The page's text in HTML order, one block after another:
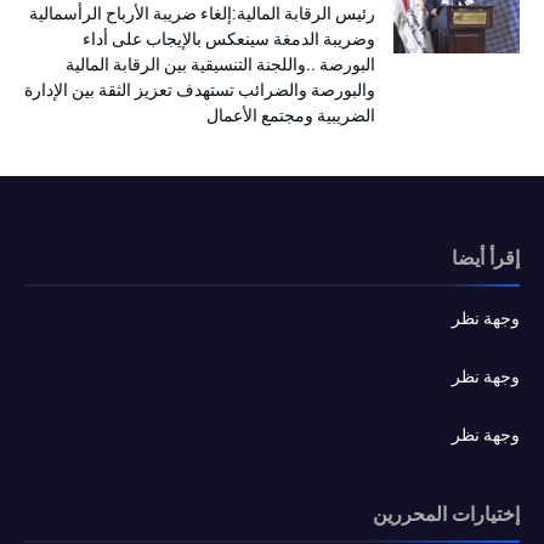
رئيس الرقابة المالية:إلغاء ضريبة الأرباح الرأسمالية
وضريبة الدمغة سينعكس بالإيجاب على أداء
البورصة ..واللجنة التنسيقية بين الرقابة المالية
والبورصة والضرائب تستهدف تعزيز الثقة بين الإدارة
الضريبية ومجتمع الأعمال
إقرأ أيضا
وجهة نظر
وجهة نظر
وجهة نظر
إختيارات المحررين